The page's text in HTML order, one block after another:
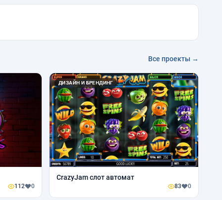
Все проекты →
112 0
ДИЗАЙН И БРЕНДИНГ
CrazyJam слот автомат
83 0